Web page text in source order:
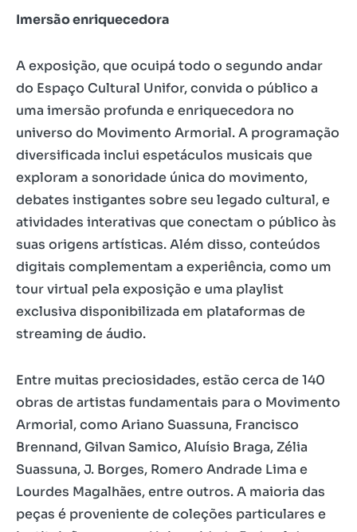
Imersão enriquecedora
A exposição, que ocuipá todo o segundo andar
do Espaço Cultural Unifor, convida o público a
uma imersão profunda e enriquecedora no
universo do Movimento Armorial. A programação
diversificada inclui espetáculos musicais que
exploram a sonoridade única do movimento,
debates instigantes sobre seu legado cultural, e
atividades interativas que conectam o público às
suas origens artísticas. Além disso, conteúdos
digitais complementam a experiência, como um
tour virtual pela exposição e uma playlist
exclusiva disponibilizada em plataformas de
streaming de áudio.
Entre muitas preciosidades, estão cerca de 140
obras de artistas fundamentais para o Movimento
Armorial, como Ariano Suassuna, Francisco
Brennand, Gilvan Samico, Aluísio Braga, Zélia
Suassuna, J. Borges, Romero Andrade Lima e
Lourdes Magalhães, entre outros. A maioria das
peças é proveniente de coleções particulares e